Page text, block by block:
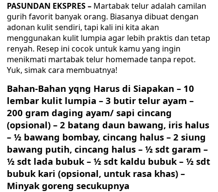
PASUNDAN EKSPRES – Martabak telur adalah camilan
gurih favorit banyak orang. Biasanya dibuat dengan
adonan kulit sendiri, tapi kali ini kita akan
menggunakan kulit lumpia agar lebih praktis dan tetap
renyah. Resep ini cocok untuk kamu yang ingin
menikmati martabak telur homemade tanpa repot.
Yuk, simak cara membuatnya!
Bahan-Bahan yqng Harus di Siapakan – 10
lembar kulit lumpia – 3 butir telur ayam –
200 gram daging ayam/ sapi cincang
(opsional) – 2 batang daun bawang, iris halus
– ½ bawang bombay, cincang halus – 2 siung
bawang putih, cincang halus – ½ sdt garam –
½ sdt lada bubuk – ½ sdt kaldu bubuk – ½ sdt
bubuk kari (opsional, untuk rasa khas) –
Minyak goreng secukupnya